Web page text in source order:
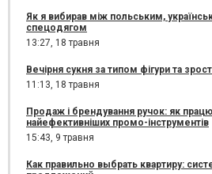
Як я вибирав між польським,
спецодягом
13:27, 18 травня
Вечірня сукня за типом фігури та
11:13, 18 травня
Продаж і брендування ручок: як
найефективніших промо-інструментів
15:43, 9 травня
Как правильно выбрать квартиру: